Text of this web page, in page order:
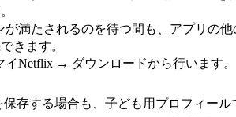
が満たされるのを待つ間も、アプリの他
きます。
イNetflix → ダウンロードから行います。
保存する場合も、子ども用プロフィール